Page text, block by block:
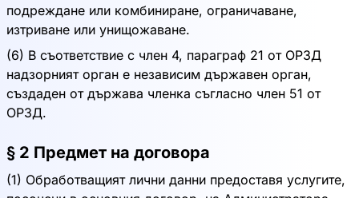
подреждане или комбиниране, ограничаване,
изтриване или унищожаване.
(6) В съответствие с член 4, параграф 21 от ОРЗД
надзорният орган е независим държавен орган,
създаден от държава членка съгласно член 51 от
ОРЗД.
§ 2 Предмет на договора
(1) Обработващият лични данни предоставя услугите,